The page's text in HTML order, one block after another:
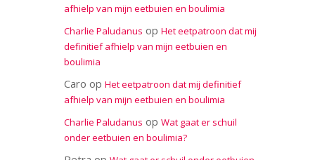
afhielp van mijn eetbuien en boulimia
Charlie Paludanus op Het eetpatroon dat mij
definitief afhielp van mijn eetbuien en
boulimia
Caro op Het eetpatroon dat mij definitief
afhielp van mijn eetbuien en boulimia
Charlie Paludanus op Wat gaat er schuil
onder eetbuien en boulimia?